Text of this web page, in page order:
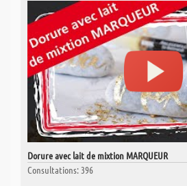
Dorure avec lait de mixtion MARQUEUR
Consultations: 396